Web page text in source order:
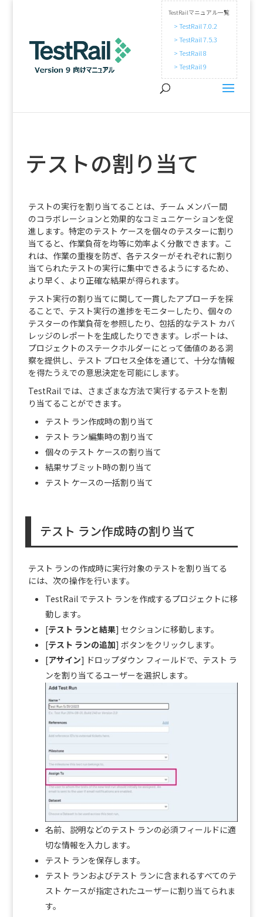
TestRailマニュアル一覧
> TestRail 7.0.2
> TestRail 7.5.3
> TestRail 8
> TestRail 9
テストの割り当て
テストの実行を割り当てることは、チーム メンバー間
のコラボレーションと効果的なコミュニケーションを促
進します。特定のテスト ケースを個々のテスターに割り
当てると、作業負荷を均等に効率よく分散できます。こ
れは、作業の重複を防ぎ、各テスターがそれぞれに割り
当てられたテストの実行に集中できるようにするため、
より早く、より正確な結果が得られます。
テスト実行の割り当てに関して一貫したアプローチを採
ることで、テスト実行の進捗をモニターしたり、個々の
テスターの作業負荷を参照したり、包括的なテスト カバ
レッジのレポートを生成したりできます。レポートは、
プロジェクトのステークホルダーにとって価値のある洞
察を提供し、テスト プロセス全体を通じて、十分な情報
を得たうえでの意思決定を可能にします。
TestRail では、さまざまな方法で実行するテストを割
り当てることができます。
テスト ラン作成時の割り当て
テスト ラン編集時の割り当て
個々のテスト ケースの割り当て
結果サブミット時の割り当て
テスト ケースの一括割り当て
テスト ラン作成時の割り当て
テスト ランの作成時に実行対象のテストを割り当てる
には、次の操作を行います。
TestRail でテスト ランを作成するプロジェクトに移
動します。
[テスト ランと結果] セクションに移動します。
[テスト ランの追加] ボタンをクリックします。
[アサイン] ドロップダウン フィールドで、テスト ラ
ンを割り当てるユーザーを選択します。
名前、説明などのテスト ランの必須フィールドに適
切な情報を入力します。
テスト ランを保存します。
テスト ランおよびテスト ランに含まれるすべてのテ
スト ケースが指定されたユーザーに割り当てられま
す。